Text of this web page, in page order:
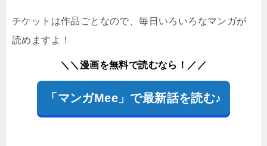
チケットは作品ごとなので、毎日いろいろなマンガが
読めますよ！
＼＼漫画を無料で読むなら！／／
「マンガMee」で最新話を読む♪